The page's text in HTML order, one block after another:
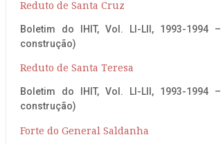
Reduto de Santa Cruz
Boletim do IHIT, Vol. LI-LII, 1993-1994 –
construção)
Reduto de Santa Teresa
Boletim do IHIT, Vol. LI-LII, 1993-1994 –
construção)
Forte do General Saldanha